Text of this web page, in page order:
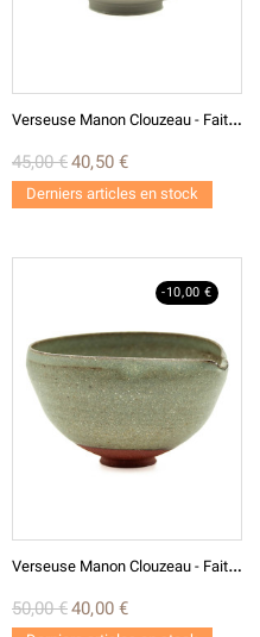
V
Erseuse Manon Clouzeau - Fait Main V1
45,00 €40,50 €
Derniers articles en stock
V
Erseuse Manon Clouzeau - Fait Main V19
50,00 €
-10,00 €
40,00 €